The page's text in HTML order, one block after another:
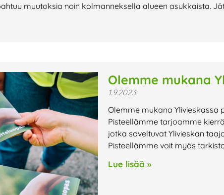
muutoksia noin kolmanneksella alueen asukkaista.
Olemme mukana
1.9.2023
Olemme mukana Ylivieskassa
Pisteellämme tarjoamme
jotka soveltuvat Ylivieskan
Pisteellämme voit myös
Lue lisää »